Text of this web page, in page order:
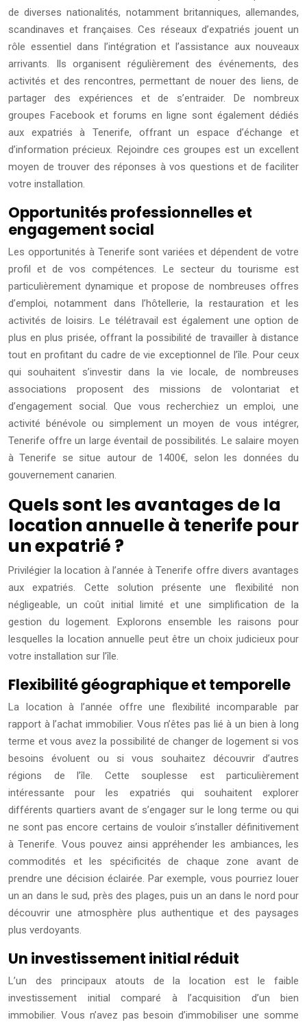
de diverses nationalités, notamment britanniques, allemandes,
scandinaves et françaises. Ces réseaux d’expatriés jouent un
rôle essentiel dans l’intégration et l’assistance aux nouveaux
arrivants. Ils organisent régulièrement des événements, des
activités et des rencontres, permettant de nouer des liens, de
partager des expériences et de s’entraider. De nombreux
groupes Facebook et forums en ligne sont également dédiés
aux expatriés à Tenerife, offrant un espace d’échange et
d’information précieux. Rejoindre ces groupes est un excellent
moyen de trouver des réponses à vos questions et de faciliter
votre installation.
Opportunités professionnelles et
engagement social
Les opportunités à Tenerife sont variées et dépendent de votre
profil et de vos compétences. Le secteur du tourisme est
particulièrement dynamique et propose de nombreuses offres
d’emploi, notamment dans l’hôtellerie, la restauration et les
activités de loisirs. Le télétravail est également une option de
plus en plus prisée, offrant la possibilité de travailler à distance
tout en profitant du cadre de vie exceptionnel de l’île. Pour ceux
qui souhaitent s’investir dans la vie locale, de nombreuses
associations proposent des missions de volontariat et
d’engagement social. Que vous recherchiez un emploi, une
activité bénévole ou simplement un moyen de vous intégrer,
Tenerife offre un large éventail de possibilités. Le salaire moyen
à Tenerife se situe autour de 1400€, selon les données du
gouvernement canarien.
Quels sont les avantages de la
location annuelle à tenerife pour
un expatrié ?
Privilégier la location à l’année à Tenerife offre divers avantages
aux expatriés. Cette solution présente une flexibilité non
négligeable, un coût initial limité et une simplification de la
gestion du logement. Explorons ensemble les raisons pour
lesquelles la location annuelle peut être un choix judicieux pour
votre installation sur l’île.
Flexibilité géographique et temporelle
La location à l’année offre une flexibilité incomparable par
rapport à l’achat immobilier. Vous n’êtes pas lié à un bien à long
terme et vous avez la possibilité de changer de logement si vos
besoins évoluent ou si vous souhaitez découvrir d’autres
régions de l’île. Cette souplesse est particulièrement
intéressante pour les expatriés qui souhaitent explorer
différents quartiers avant de s’engager sur le long terme ou qui
ne sont pas encore certains de vouloir s’installer définitivement
à Tenerife. Vous pouvez ainsi appréhender les ambiances, les
commodités et les spécificités de chaque zone avant de
prendre une décision éclairée. Par exemple, vous pourriez louer
un an dans le sud, près des plages, puis un an dans le nord pour
découvrir une atmosphère plus authentique et des paysages
plus verdoyants.
Un investissement initial réduit
L’un des principaux atouts de la location est le faible
investissement initial comparé à l’acquisition d’un bien
immobilier. Vous n’avez pas besoin d’immobiliser une somme